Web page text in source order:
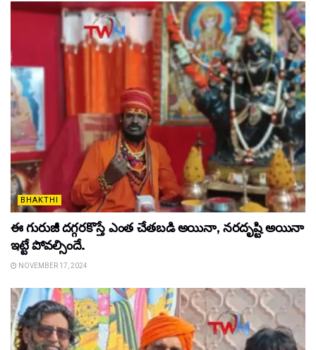
BHAKTHI
ఈ గురుజీ ద‌గ్గ‌రకొస్తే ఎంత చేత‌బ‌డి అయినా, న‌ర‌దృష్టి అయినా
ఇట్టే పోవ‌ల్సిందే.
NOVEMBER 17, 2024